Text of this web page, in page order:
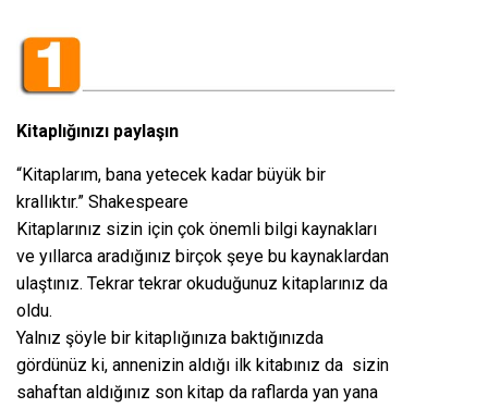
Kitaplığınızı paylaşın
“Kitaplarım, bana yetecek kadar büyük bir
krallıktır.” Shakespeare
Kitaplarınız sizin için çok önemli bilgi kaynakları
ve yıllarca aradığınız birçok şeye bu kaynaklardan
ulaştınız. Tekrar tekrar okuduğunuz kitaplarınız da
oldu.
Yalnız şöyle bir kitaplığınıza baktığınızda
gördünüz ki, annenizin aldığı ilk kitabınız da sizin
sahaftan aldığınız son kitap da raflarda yan yana